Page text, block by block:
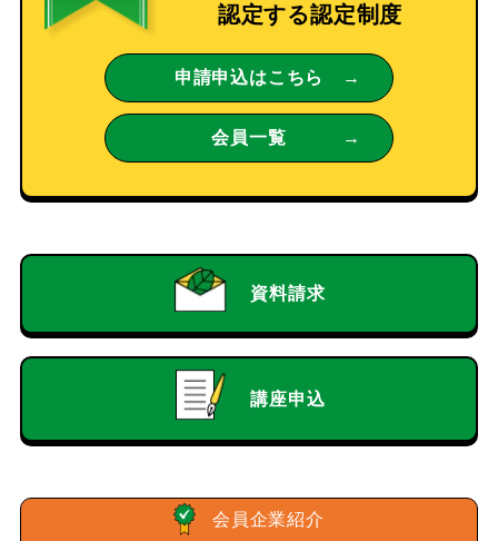
認定する認定制度
申請申込はこちら
会員一覧
資料請求
講座申込
会員企業紹介